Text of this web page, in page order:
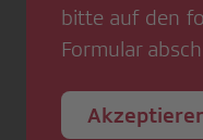
bitte auf den
Formular